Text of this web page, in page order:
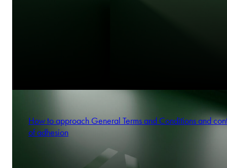
How to approach General Terms and Conditions and
of adhesion